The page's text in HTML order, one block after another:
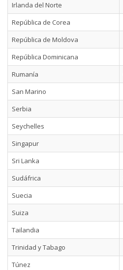
Irlanda del Norte
República de Corea
República de Moldova
República Dominicana
Rumanía
San Marino
Serbia
Seychelles
Singapur
Sri Lanka
Sudáfrica
Suecia
Suiza
Tailandia
Trinidad y Tabago
Túnez